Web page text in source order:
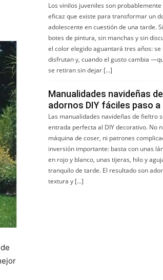
Los vinilos juveniles son
eficaz que existe para transformar un
adolescente en cuestión de una tarde.
botes de pintura, sin manchas y sin
el color elegido aguantará tres años: se
disfrutan y, cuando el gusto cambia
se retiran sin dejar […]
Manualidades navideñas
adornos DIY fáciles paso a
Las manualidades navideñas de fieltro
entrada perfecta al DIY decorativo. No
máquina de coser, ni patrones
inversión importante: basta con unas
en rojo y blanco, unas tijeras, hilo y
tranquilo de tarde. El resultado son
textura y […]